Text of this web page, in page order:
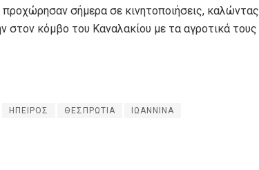
σήμερα σε κινητοποιήσεις, καλώντας
στον κόμβο του Καναλακίου με τα αγροτικά τους
ΗΠΕΙΡΟΣ ΘΕΣΠΡΩΤΙΑ ΙΩΑΝΝΙΝΑ